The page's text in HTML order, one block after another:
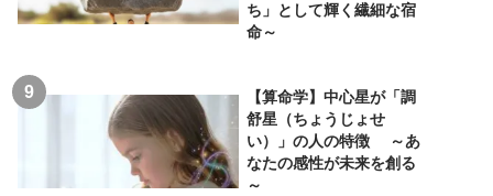
ち」として輝く繊細な宿
命～
【算命学】中心星が「調
舒星（ちょうじょせ
い）」の人の特徴 ～あ
なたの感性が未来を創る
～